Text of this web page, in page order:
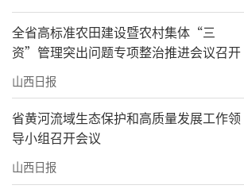
标改造；建成农村生活污水处理
污水处理能力3180立方米/日；建
个共497.71亩，治理河道109.54
防工程112.37公里，种植营造林
个集中式生活饮用水源地水质达
在100%。
净土绵延焕生机，治土与固
全省高标准农田建设暨农村集体“三
资”管理突出问题专项整治推进会议召开
山西日报
省黄河流域生态保护和高质量发展工作领
导小组召开会议
山西日报